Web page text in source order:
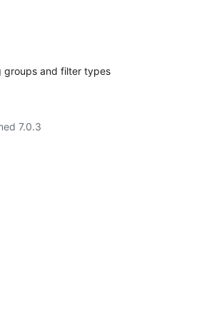
groups and filter types
7.0.3